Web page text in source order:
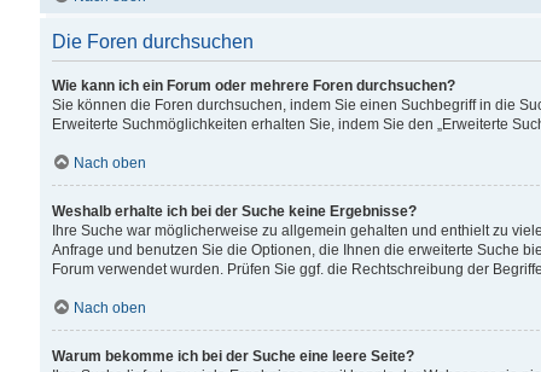
Die Foren durchsuchen
Wie kann ich ein Forum oder mehrere Foren durchsuchen?
Sie können die Foren durchsuchen, indem Sie einen Suchbegriff in die
Erweiterte Suchmöglichkeiten erhalten Sie, indem Sie den „Erweiterte
Nach oben
Weshalb erhalte ich bei der Suche keine Ergebnisse?
Ihre Suche war möglicherweise zu allgemein gehalten und enthielt zu
Anfrage und benutzen Sie die Optionen, die Ihnen die erweiterte Suche
Forum verwendet wurden. Prüfen Sie ggf. die Rechtschreibung der
Nach oben
Warum bekomme ich bei der Suche eine leere Seite?